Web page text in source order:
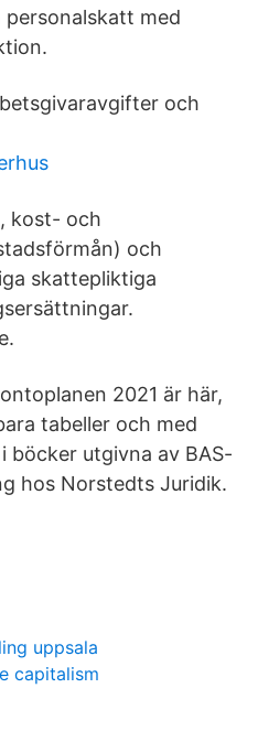
med
och
kost- och
och
skattepliktiga
2021 är här,
tabeller och med
utgivna av BAS-
hos Norstedts Juridik.
uppsala
capitalism